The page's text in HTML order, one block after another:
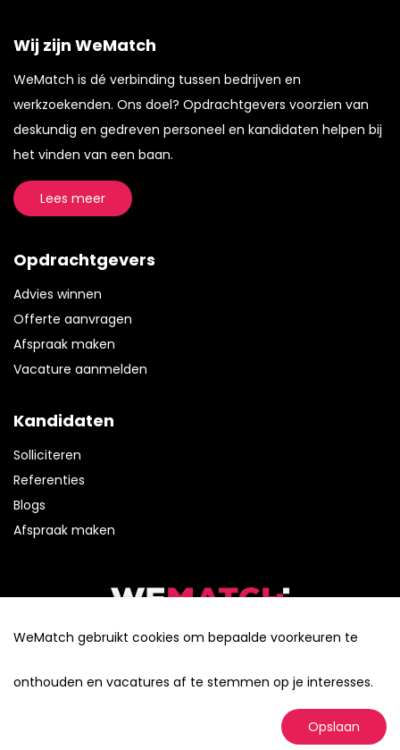
Wij zijn WeMatch
WeMatch is dé verbinding tussen bedrijven en
werkzoekenden. Ons doel? Opdrachtgevers voorzien van
deskundig en gedreven personeel en kandidaten helpen bij
het vinden van een baan.
Lees meer
Opdrachtgevers
Advies winnen
Offerte aanvragen
Afspraak maken
Vacature aanmelden
Kandidaten
Solliciteren
Referenties
Blogs
Afspraak maken
Tel:(0320) 41 68 92
info@wematch.nu
WeMatch gebruikt cookies om bepaalde voorkeuren te
onthouden en vacatures af te stemmen op je interesses.